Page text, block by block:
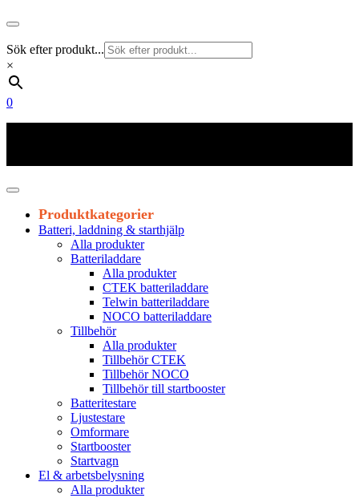
Sök efter produkt...
×
0
Produktkategorier
Batteri, laddning & starthjälp
Alla produkter
Batteriladdare
Alla produkter
CTEK batteriladdare
Telwin batteriladdare
NOCO batteriladdare
Tillbehör
Alla produkter
Tillbehör CTEK
Tillbehör NOCO
Tillbehör till startbooster
Batteritestare
Ljustestare
Omformare
Startbooster
Startvagn
El & arbetsbelysning
Alla produkter